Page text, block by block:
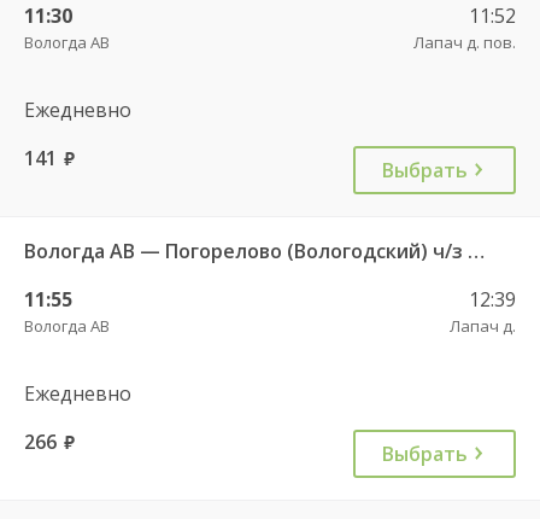
11:30
Вологда АВ
11:52
Лапач д. пов.
Ежедневно
141 руб. Выбрать
Вологда АВ — Погорелово (Вологодский) ч/з Новый Источник 422
11:55
Вологда АВ
12:39
Лапач д.
Ежедневно
266 руб. Выбрать